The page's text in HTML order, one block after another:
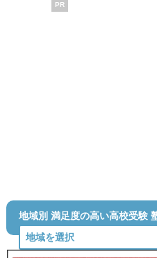
PR
地域別 満足度の高い高校受験